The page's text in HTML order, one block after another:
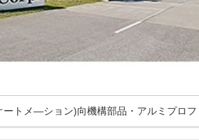
ートメ―ション)向機構部品・アルミプロ